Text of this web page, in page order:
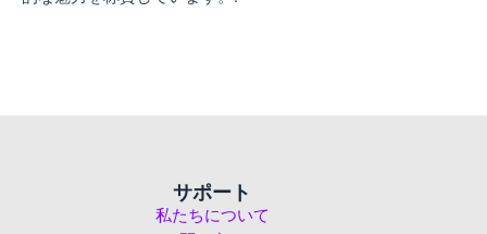
サポート
私たちについて